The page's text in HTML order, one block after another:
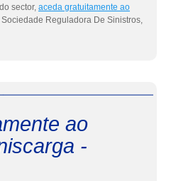
sector, aceda gratuitamente ao
Reguladora De Sinistros,
ao
-